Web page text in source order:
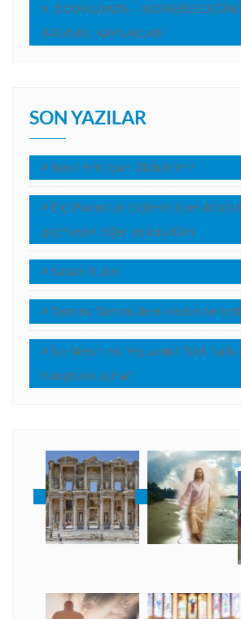
DOWNLOADS –
BASVURU KAYNAKLARI
SON YAZILAR
Nasıl Hristiyan Olabilirim?
Elçi Pavlus’un Elçilerin İşleri
geçmeyen diğer yolculukları
Sabah Rutini
Tanrım, Tanrım, beni neden
İsa Mesih mi, Yeşua mı? Türk halkı
hangisine aşina?